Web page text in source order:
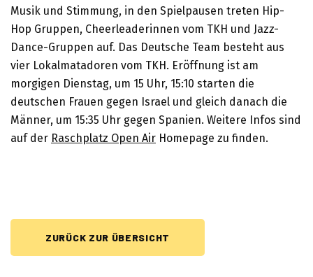
Musik und Stimmung, in den Spielpausen treten Hip-
Hop Gruppen, Cheerleaderinnen vom TKH und Jazz-
Dance-Gruppen auf. Das Deutsche Team besteht aus
vier Lokalmatadoren vom TKH. Eröffnung ist am
morgigen Dienstag, um 15 Uhr, 15:10 starten die
deutschen Frauen gegen Israel und gleich danach die
Männer, um 15:35 Uhr gegen Spanien. Weitere Infos sind
auf der Raschplatz Open Air Homepage zu finden.
ZURÜCK ZUR ÜBERSICHT